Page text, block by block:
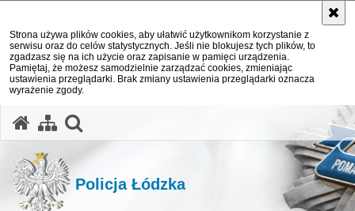
Strona używa plików cookies, aby ułatwić użytkownikom korzystanie z
serwisu oraz do celów statystycznych. Jeśli nie blokujesz tych plików, to
zgadzasz się na ich użycie oraz zapisanie w pamięci urządzenia.
Pamiętaj, że możesz samodzielnie zarządzać cookies, zmieniając
ustawienia przeglądarki. Brak zmiany ustawienia przeglądarki oznacza
wyrażenie zgody.
Policja Łódzka